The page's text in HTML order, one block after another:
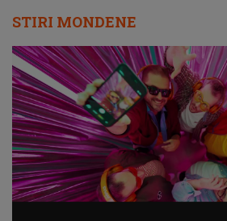
STIRI MONDENE